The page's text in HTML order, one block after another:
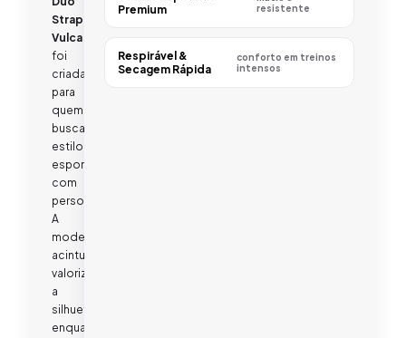
Strap
Vulca
foi
criada
para
quem
busca
estilo
esportivo
com
personalidade.
A
modelagem
acinturada
valoriza
a
silhueta,
enquanto
Premium
resistente
Respirável &
Secagem Rápida
conforto em treinos
intensos